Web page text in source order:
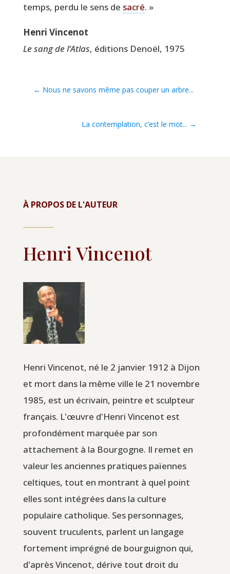
temps, per­du le sens de sacré. »
Hen­ri Vincenot
Le sang de l’Atlas, édi­tions Denoël, 1975
← Nous ne savons même pas couper un arbre...
La contemplation, c’est le mot... →
À PROPOS DE L'AUTEUR
Henri Vincenot
Henri Vincenot, né le 2 janvier 1912 à Dijon
et mort dans la même ville le 21 novembre
1985, est un écrivain, peintre et sculpteur
français. L'œuvre d'Henri Vincenot est
profondément marquée par son
attachement à la Bourgogne. Il remet en
valeur les anciennes pratiques païennes
celtiques, tout en montrant à quel point
elles sont intégrées dans la culture
populaire catholique. Ses personnages,
souvent truculents, parlent un langage
fortement imprégné de bourguignon qui,
d'après Vincenot, dérive tout droit du